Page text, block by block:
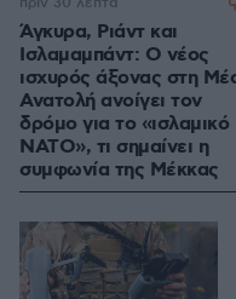
Άγκυρα, Ριάντ και
Ισλαμαμπάντ: Ο νέος
ισχυρός άξονας στη
Ανατολή ανοίγει τον
δρόμο για το «ισλαμικό
ΝΑΤΟ», τι σημαίνει η
συμφωνία της Μέκκας